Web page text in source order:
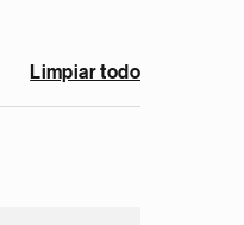
Limpiar todo